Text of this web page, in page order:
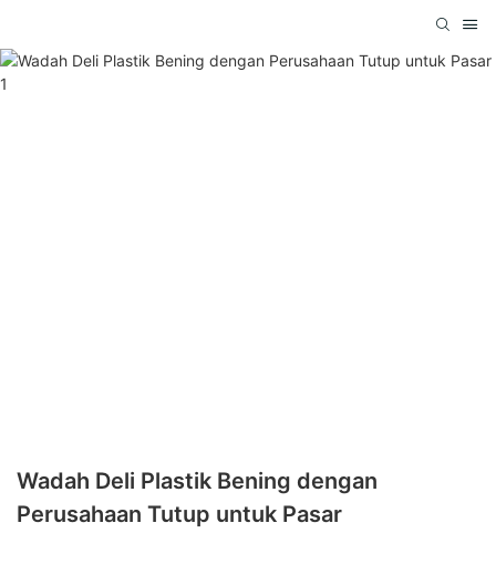
Wadah Deli Plastik Bening dengan
Perusahaan Tutup untuk Pasar